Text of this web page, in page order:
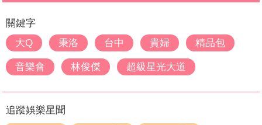
關鍵字
大Q
秉洛 台中 貴婦 精品包
音樂會 林俊傑 超級星光大道
追蹤娛樂星聞